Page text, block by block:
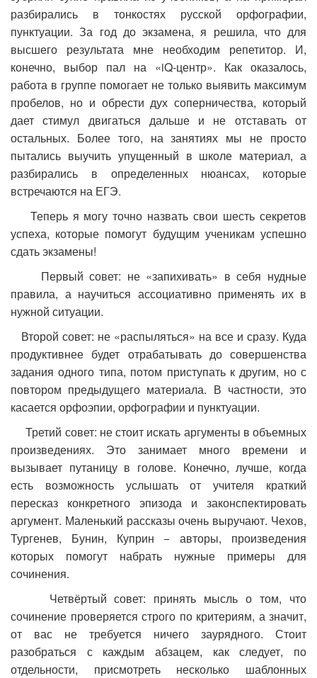
разбирались в тонкостях русской орфографии,
пунктуации. За год до экзамена, я решила, что для
высшего результата мне необходим репетитор. И,
конечно, выбор пал на «iQ-центр». Как оказалось,
работа в группе помогает не только выявить максимум
пробелов, но и обрести дух соперничества, который
дает стимул двигаться дальше и не отставать от
остальных. Более того, на занятиях мы не просто
пытались выучить упущенный в школе материал, а
разбирались в определенных нюансах, которые
встречаются на ЕГЭ.
Теперь я могу точно назвать свои шесть секретов
успеха, которые помогут будущим ученикам успешно
сдать экзамены!
Первый совет: не «запихивать» в себя нудные
правила, а научиться ассоциативно применять их в
нужной ситуации.
Второй совет: не «распыляться» на все и сразу. Куда
продуктивнее будет отрабатывать до совершенства
задания одного типа, потом приступать к другим, но с
повтором предыдущего материала. В частности, это
касается орфоэпии, орфографии и пунктуации.
Третий совет: не стоит искать аргументы в объемных
произведениях. Это занимает много времени и
вызывает путаницу в голове. Конечно, лучше, когда
есть возможность услышать от учителя краткий
пересказ конкретного эпизода и законспектировать
аргумент. Маленький рассказы очень выручают. Чехов,
Тургенев, Бунин, Куприн − авторы, произведения
которых помогут набрать нужные примеры для
сочинения.
Четвёртый совет: принять мысль о том, что
сочинение проверяется строго по критериям, а значит,
от вас не требуется ничего заурядного. Стоит
разобраться с каждым абзацем, как следует, по
отдельности, присмотреть несколько шаблонных